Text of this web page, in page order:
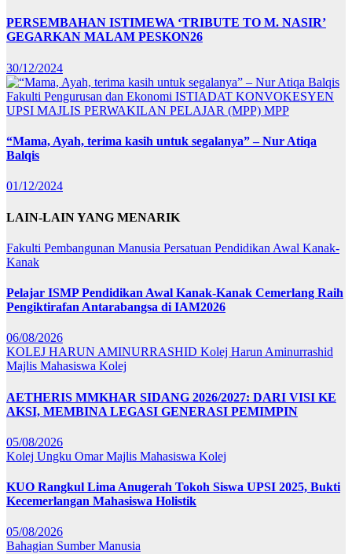
PERSEMBAHAN ISTIMEWA ‘TRIBUTE TO M. NASIR’
GEGARKAN MALAM PESKON26
30/12/2024
Fakulti Pengurusan dan Ekonomi ISTIADAT KONVOKESYEN
UPSI MAJLIS PERWAKILAN PELAJAR (MPP) MPP
“Mama, Ayah, terima kasih untuk segalanya” – Nur Atiqa
Balqis
01/12/2024
LAIN-LAIN YANG MENARIK
Fakulti Pembangunan Manusia Persatuan Pendidikan Awal Kanak-
Kanak
Pelajar ISMP Pendidikan Awal Kanak-Kanak Cemerlang Raih
Pengiktirafan Antarabangsa di IAM2026
06/08/2026
KOLEJ HARUN AMINURRASHID Kolej Harun Aminurrashid
Majlis Mahasiswa Kolej
AETHERIS MMKHAR SIDANG 2026/2027: DARI VISI KE
AKSI, MEMBINA LEGASI GENERASI PEMIMPIN
05/08/2026
Kolej Ungku OmarMajlis Mahasiswa Kolej
KUO Rangkul Lima Anugerah Tokoh Siswa UPSI 2025, Bukti
Kecemerlangan Mahasiswa Holistik
05/08/2026
Bahagian Sumber Manusia